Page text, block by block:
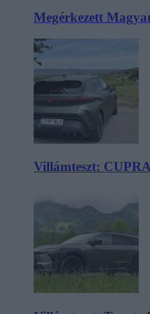
Megérkezett
Villámteszt: